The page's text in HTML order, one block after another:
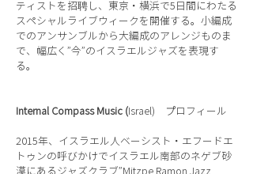
ティストを招聘し、東京・横浜で5日間にわたる
スペシャルライブウィークを開催する。小編成
でのアンサンブルから大編成のアレンジものま
で、幅広く”今”のイスラエルジャズを表現す
る。
Internal Compass Music (Israel) プロフィール
2015年、イスラエル人ベーシスト・エフードエ
トゥンの呼びかけでイスラエル南部のネゲブ砂
漠にあるジャズクラブ”Mitzpe Ramon Jazz